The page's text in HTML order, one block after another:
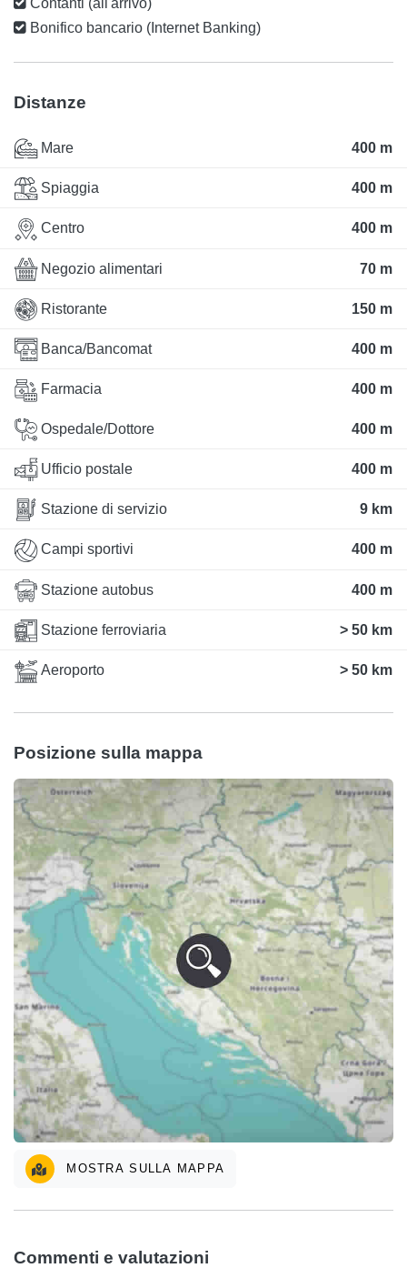
Bonifico bancario (Internet Banking)
Distanze
Mare 400 m
Spiaggia 400 m
Centro 400 m
Negozio alimentari 70 m
Ristorante 150 m
Banca/Bancomat 400 m
Farmacia 400 m
Ospedale/Dottore 400 m
Ufficio postale 400 m
Stazione di servizio 9 km
Campi sportivi 400 m
Stazione autobus 400 m
Stazione ferroviaria > 50 km
Aeroporto > 50 km
Posizione sulla mappa
MOSTRA SULLA MAPPA
Commenti e valutazioni